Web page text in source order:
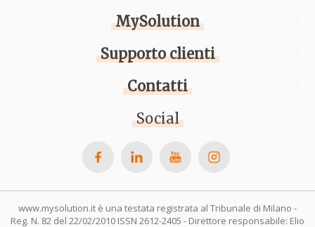
MySolution
Supporto clienti
Contatti
Social
www.mysolution.it è una testata registrata al Tribunale di Milano -
Reg. N. 82 del 22/02/2010 ISSN 2612-2405 - Direttore responsabile: Elio